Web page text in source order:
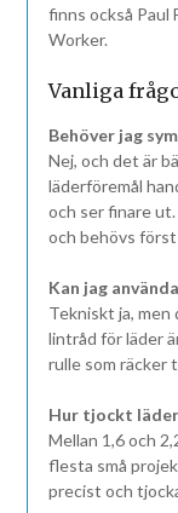
finns också
Worker.
Vanliga
Behöver jag
Nej, och det är
läderföremål
och ser finare
och behövs
Kan jag
Tekniskt ja, men
lintråd för läder
rulle som räcker
Hur tjockt läder
Mellan 1,6 och
flesta små
precist och